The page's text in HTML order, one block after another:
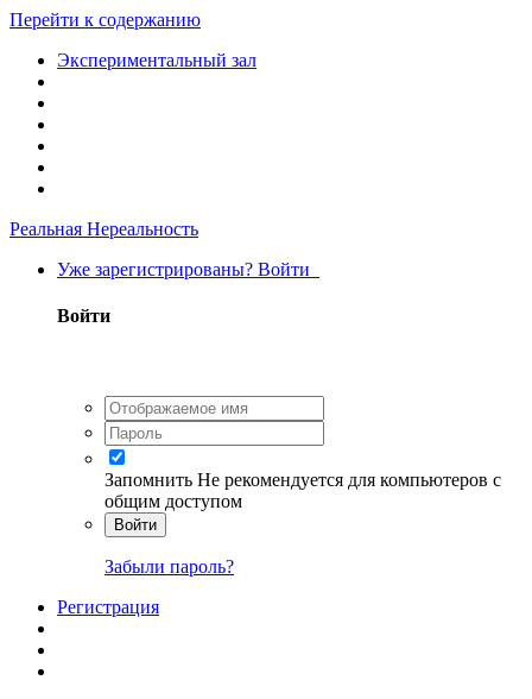
Перейти к содержанию
Экспериментальный зал
Реальная Нереальность
Уже зарегистрированы? Войти
Войти
Запомнить Не рекомендуется для компьютеров с
общим доступом
Войти
Забыли пароль?
Регистрация